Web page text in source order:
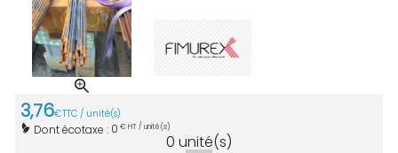
3,76€TTC / unité(s)
Dont écotaxe : 0 € HT / unité(s)
0 unité(s)